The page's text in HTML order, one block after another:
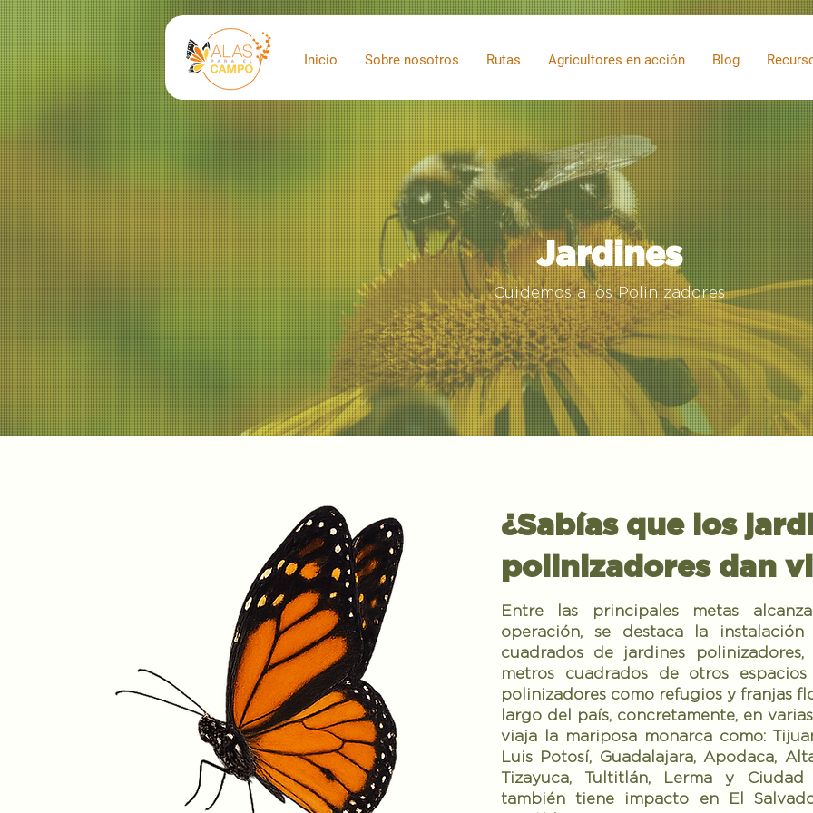
Inicio Sobre nosotros Rutas Agricultores en acción Blog
Jardines
Cuidemos a los Polinizadores
¿Sabías que los
polinizadores dan
Entre las principales metas
operación, se destaca la
cuadrados de jardines
metros cuadrados de otros
polinizadores como refugios y franjas
largo del país, concretamente, en
viaja la mariposa monarca como:
Luis Potosí, Guadalajara, Apodaca,
Tizayuca, Tultitlán, Lerma y
también tiene impacto en El